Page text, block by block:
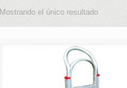
Mostrando el único resultado